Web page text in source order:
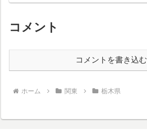
コメント
コメントを書き込む
ホーム 関東 栃木県